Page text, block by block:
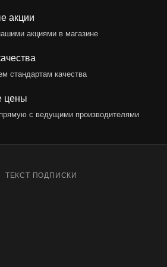
акции
акциями в магазине
стандартам качества
цены
с ведущими производителями
ТЕКСТ ПОДПИСКИ